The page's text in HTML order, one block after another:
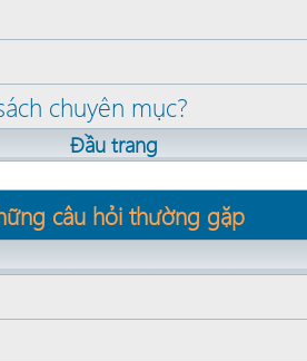
chuyên mục?
Đầu trang
câu hỏi thường gặp